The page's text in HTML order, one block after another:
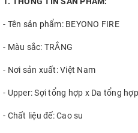
- Tên sản phẩm: BEYONO FIRE
- Màu sắc: TRẮNG
- Nơi sản xuất: Việt Nam
- Upper: Sợi tổng hợp x Da tổng
- Chất liệu đế: Cao su